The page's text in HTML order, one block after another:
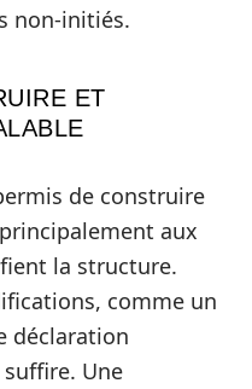
non-initiés.
ET
de construire
aux
la structure.
comme un
déclaration
Une